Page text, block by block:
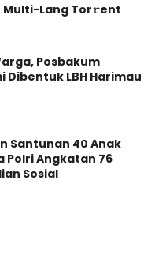
Multi-Lang Tor𝚛ent
Posbakum
Dibentuk LBH Harimau
Santunan 40 Anak
Polri Angkatan 76
Sosial